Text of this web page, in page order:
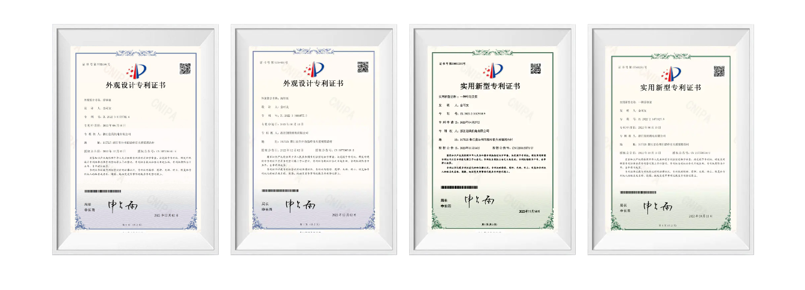
مضخات التدفق المحوري المحمولة للري والصرف المتنقل، والتي تتميز بمعدلات تدفق عالية
وضغط منخفض، وتُستخدم على نطاق واسع في الهندسة البلدية، والري المتنقل في حالات
الطوارئ، والتحكم في الفيضانات، بالإضافة إلى مضخات ذات ضغط عالٍ بمواصفات متنوعة
بوصة، بمعدلات تدفق من 100 إلى 1500 متر مكعب في الثانية، وقدرة من 1 كيلوواط إلى 200
كيلوواط. تُناسب هذه المضخات مختلف احتياجات الري والصرف، وهي تحظى بثقة
المستخدمين في جميع أنحاء البلاد. تعمل هذه المضخات ذات المحرك المتزامن المغناطيسي
الدائم بالتيار المتردد/المستمر/الطاقة الشمسية، أو بالكهرباء الرئيسية، أو بالمولدات، مما
يوفر مرونة واسعة، وكفاءة عالية، وتصميمًا خفيف الوزن. ويمكن التحكم بها عن بُعد لأتمتة
التشغيل وتشغيله الذكي.
تتمتع شركتنا بمزايا تقنية في تطوير وإنتاج مضخات التحكم بالفيضانات، مع احتياطيات تقنية
وفيرة، ومجموعة كاملة من مواصفات المنتجات، وجودة منتجات ممتازة. نحن شركة رائدة